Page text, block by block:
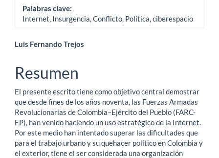
Palabras clave:
Internet, Insurgencia, Conflicto, Política, ciberespacio
Contenido
principal
del
artículo
Luis Fernando Trejos
Resumen
El presente escrito tiene como objetivo central demostrar
que desde fines de los años noventa, las Fuerzas Armadas
Revolucionarias de Colombia–Ejército del Pueblo (FARC-
EP), han venido haciendo un uso estratégico de la Internet.
Por este medio han intentado superar las dificultades que
para el trabajo urbano y su quehacer político en Colombia y
el exterior, tiene el ser considerada una organización